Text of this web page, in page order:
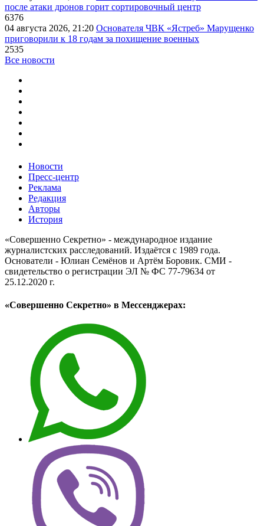
после атаки дронов горит сортировочный центр
6376
04 августа 2026, 21:20 Основателя ЧВК «Ястреб» Марущенко
приговорили к 18 годам за похищение военных
2535
Все новости
Новости
Пресс-центр
Реклама
Редакция
Авторы
История
«Совершенно Секретно» - международное издание
журналистских расследований. Издаётся с 1989 года.
Основатели - Юлиан Семёнов и Артём Боровик. CМИ -
свидетельство о регистрации ЭЛ № ФС 77-79634 от
25.12.2020 г.
«Совершенно Секретно» в Мессенджерах: